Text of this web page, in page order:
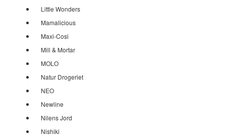
Little Wonders
Mamalicious
Maxi-Cosi
Mill & Mortar
MOLO
Natur Drogeriet
NEO
Newline
Nilens Jord
Nishiki